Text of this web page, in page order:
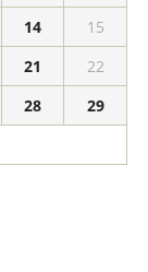
14
15
21
22
28
29